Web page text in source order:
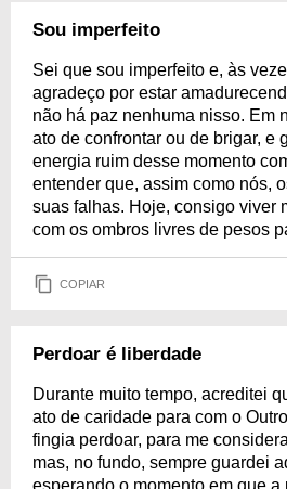
Sou imperfeito
Sei que sou imperfeito e, às
agradeço por estar
não há paz nenhuma nisso. Em
ato de confrontar ou de brigar, e
energia ruim desse momento
entender que, assim como nós,
suas falhas. Hoje, consigo viver
com os ombros livres de pesos
COPIAR
Perdoar é liberdade
Durante muito tempo, acreditei
ato de caridade para com o
fingia perdoar, para me
mas, no fundo, sempre guardei
esperando o momento em que a